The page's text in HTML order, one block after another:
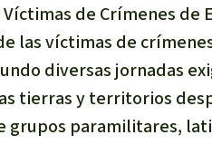
de Crímenes
las víctimas de
diversas jornadas
tierras y territorios
grupos paramilitares,